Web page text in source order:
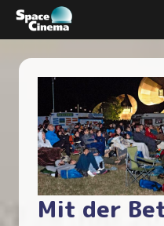
Mit der